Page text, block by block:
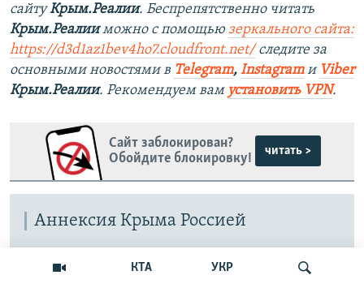
КТА УКР
сайтуКрым.Реалии. Беспрепятственно читать
Крым.Реалииможно с помощью зеркального сайта:
https://d3d1az1bev4ho7.cloudfront.net/ следите за
основными новостями в Telegram, Instagramи Viber
Крым.Реалии. Рекомендуем вам установить VPN.
Сайт заблокирован?
Обойдите блокировку!
читать >
Аннексия Крыма Россией
опознавательных знаков захватили здание